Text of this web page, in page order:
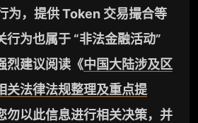
为，提供 Token 交易撮合等
行为也属于 “非法金融活动”
烈建议阅读《中国大陆涉及区
关法律法规整理及重点提
勿以此信息进行相关决策，并